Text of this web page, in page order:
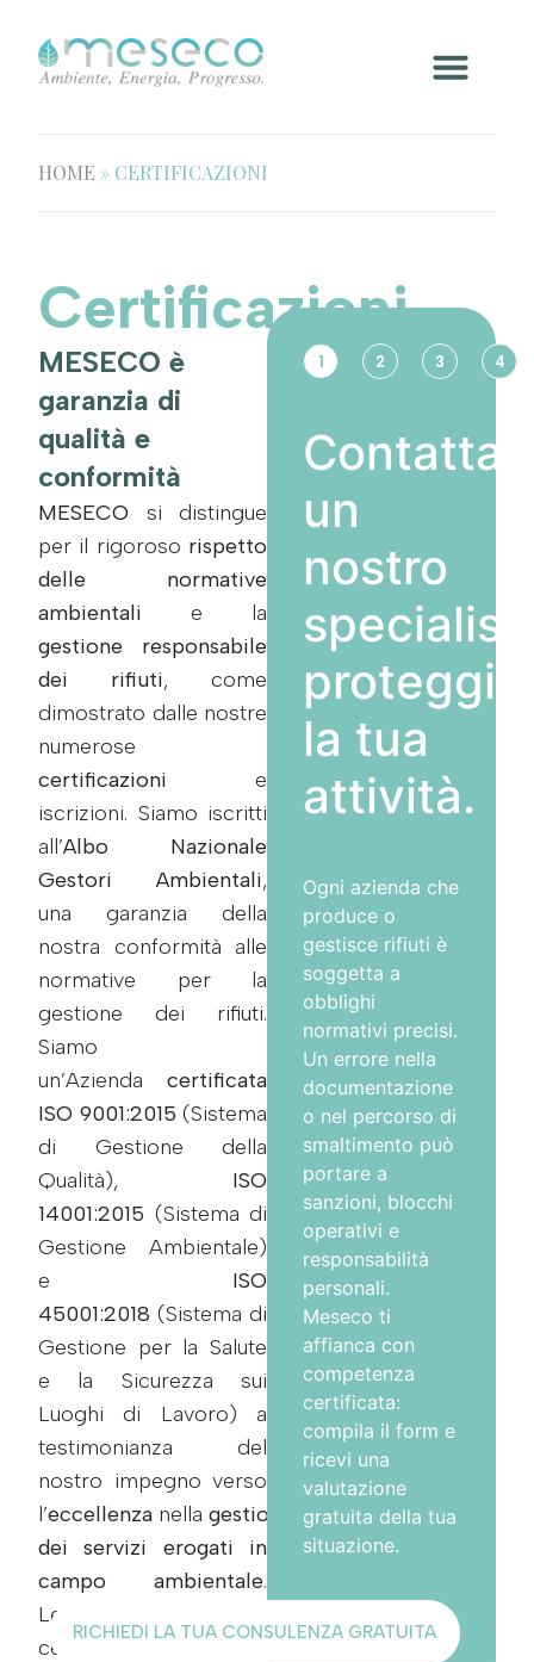
HOME » CERTIFICAZIONI
Certificazioni
MESECO è
garanzia di
qualità e
conformità
MESECO si distingue
per il rigoroso rispetto
delle normative
ambientali e la
gestione responsabile
dei rifiuti, come
dimostrato dalle nostre
numerose
certificazioni e
iscrizioni. Siamo iscritti
all’Albo Nazionale
Gestori Ambientali,
una garanzia della
nostra conformità alle
normative per la
gestione dei rifiuti.
Siamo
un’Azienda
certificata
ISO 9001:2015 (Sistema
di Gestione della
Qualità),
ISO
14001:2015 (Sistema di
Gestione Ambientale)
e
ISO
45001:2018 (Sistema di
Gestione per la Salute
e la Sicurezza sui
Luoghi di Lavoro) a
testimonianza del
nostro impegno verso
l’eccellenza nella gestione
dei servizi erogati in
campo ambientale.
Le
certificazioni
1 2 3 4
Contatta
un
nostro
proteggi
la tua
attività.
Ogni azienda che
produce o
gestisce rifiuti è
soggetta a
obblighi
normativi precisi.
Un errore nella
documentazione
o nel percorso di
smaltimento può
portare a
sanzioni, blocchi
operativi e
responsabilità
personali.
Meseco ti
affianca con
competenza
certificata:
compila il form e
ricevi una
valutazione
gratuita della tua
situazione.
RICHIEDI LA TUA CONSULENZA GRATUITA